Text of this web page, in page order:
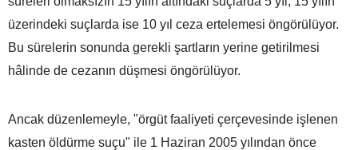
üzerindeki suçlarda ise 10 yıl ceza ertelemesi öngörülüyor.
Bu sürelerin sonunda gerekli şartların yerine getirilmesi
hâlinde de cezanın düşmesi öngörülüyor.
Ancak düzenlemeyle, "örgüt faaliyeti çerçevesinde işlenen
kasten öldürme suçu" ile 1 Haziran 2005 yılından önce